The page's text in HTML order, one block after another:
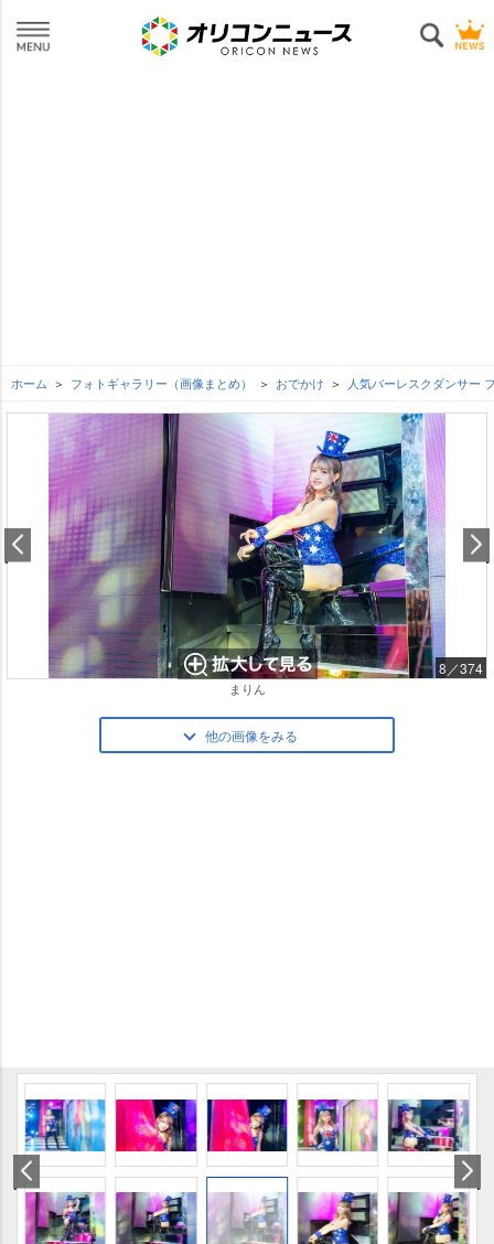
ホーム フォトギャラリー（画像まとめ） おでかけ 人気バーレスクダンサー
8／374
まりん
他の画像をみる